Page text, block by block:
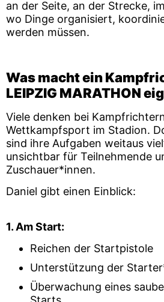
an der Seite, an der Strecke,
wo Dinge organisiert,
werden müssen.
Was macht ein
LEIPZIG MARATHON
Viele denken bei
Wettkampfsport im Stadion.
sind ihre Aufgaben weitaus
unsichtbar für Teilnehmende
Zuschauer*innen.
Daniel gibt einen Einblick:
1. Am Start:
Reichen der Startpistole
Unterstützung der
Überwachung eines